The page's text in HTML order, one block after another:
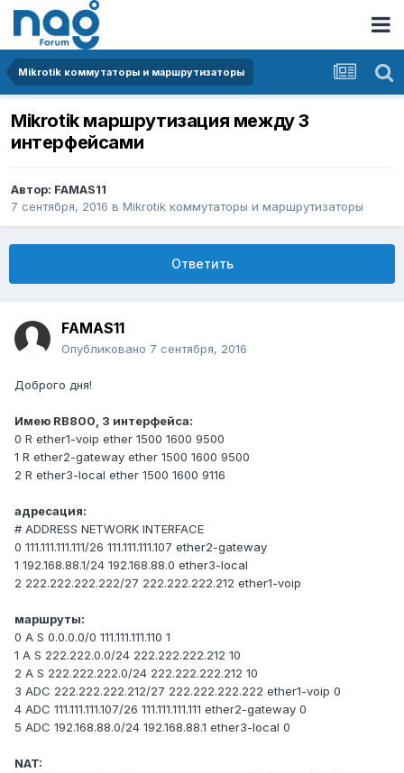
Mikrotik коммутаторы и маршрутизаторы
Mikrotik маршрутизация между 3
интерфейсами
Автор: FAMAS11
7 сентября, 2016 в Mikrotik коммутаторы и маршрутизаторы
Ответить
FAMAS11
Опубликовано 7 сентября, 2016
Доброго дня!
Имею RB800, 3 интерфейса:
0 R ether1-voip ether 1500 1600 9500
1 R ether2-gateway ether 1500 1600 9500
2 R ether3-local ether 1500 1600 9116
адресация:
# ADDRESS NETWORK INTERFACE
0 111.111.111.111/26 111.111.111.107 ether2-gateway
1 192.168.88.1/24 192.168.88.0 ether3-local
2 222.222.222.222/27 222.222.222.212 ether1-voip
маршруты:
0 A S 0.0.0.0/0 111.111.111.110 1
1 A S 222.222.0.0/24 222.222.222.212 10
2 A S 222.222.222.0/24 222.222.222.212 10
3 ADC 222.222.222.212/27 222.222.222.222 ether1-voip 0
4 ADC 111.111.111.107/26 111.111.111.111 ether2-gateway 0
5 ADC 192.168.88.0/24 192.168.88.1 ether3-local 0
NAT: